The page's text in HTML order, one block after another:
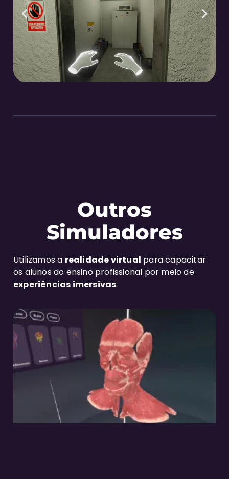
Outros
Simuladores
Utilizamos a realidade virtual para capacitar
os alunos do ensino profissional por meio de
experiências imersivas.